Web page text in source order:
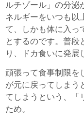
ルチゾール」の分泌
ネルギーをいつも以
て、しかも体に入っ
とするのです。普段
り、ドカ食いに発展
頑張って食事制限を
が元に戻ってしまう
てしまうという、「
ため。